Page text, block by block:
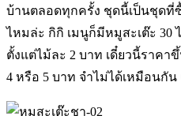
บ้านตลอดทุกครั้ง ชุดนี้เป็นชุดที่
ไหมล่ะ กิกิ เมนูก็มีหมูสะเต๊ะ 30
ตั้งแต่ไม้ละ 2 บาท เดี๋ยวนี้ราค
4 หรือ 5 บาท จำไม่ได้เหมือนกัน